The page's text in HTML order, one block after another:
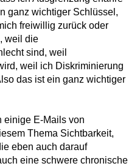
ganz wichtiger Schlüssel,
freiwillig zurück oder
weil die
sind, weil
weil ich Diskriminierung
das ist ein ganz wichtiger
einige E-Mails von
Thema Sichtbarkeit,
eben auch darauf
eine schwere chronische